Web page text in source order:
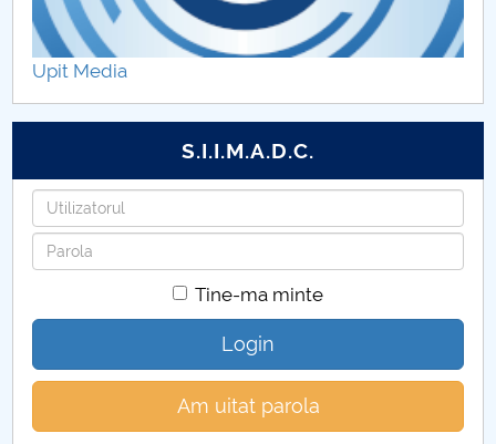
Upit Media
S.I.I.M.A.D.C.
Utilizatorul
Parola
Tine-ma minte
Login
Am uitat parola